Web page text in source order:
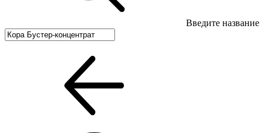
Введите название